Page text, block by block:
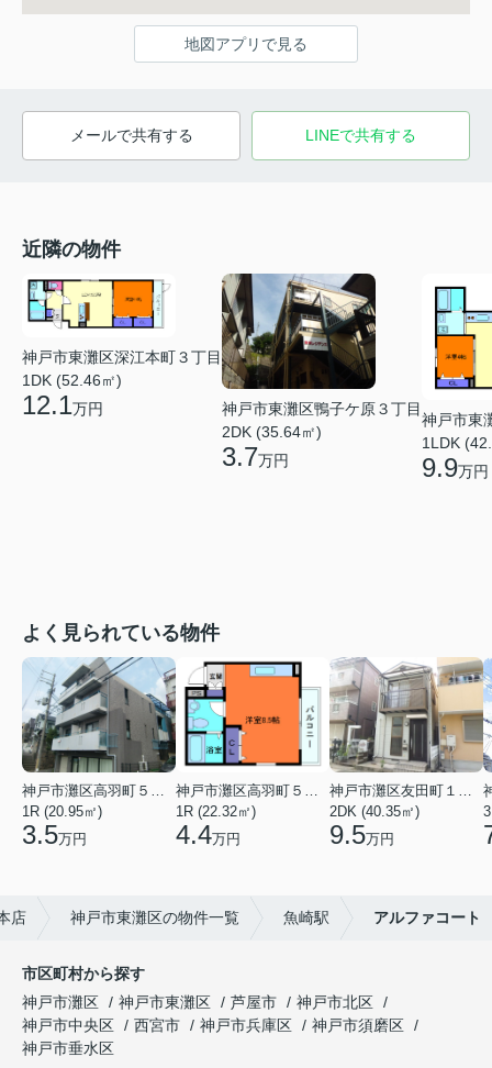
地図アプリで見る
メールで共有する LINEで共有する
近隣の物件
神戸市東灘区深江本町３丁目
1DK (52.46㎡)
12.1万円
神戸市東灘区鴨子ケ原３丁目
2DK (35.64㎡)
3.7万円
神戸市東
1LDK
9.9万円
よく見られている物件
神戸市灘区高羽町５丁目
1R (20.95㎡)
3.5万円
神戸市灘区高羽町５丁目
1R (22.32㎡)
4.4万円
神戸市灘区友田町１丁目
2DK (40.35㎡)
9.5万円
店 神戸市東灘区の物件一覧 魚崎駅 アルファコート
市区町村から探す
神戸市灘区
神戸市東灘区 芦屋市
神戸市北区
神戸市中央区
西宮市 神戸市兵庫区
神戸市須磨区
神戸市垂水区